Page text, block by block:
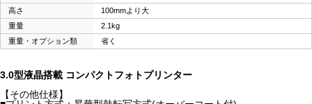
高さ
100mmより大
重量
2.1kg
重量・オプション類
省く
3.0型液晶搭載 コンパクトフォトプリンター
【その他仕様】